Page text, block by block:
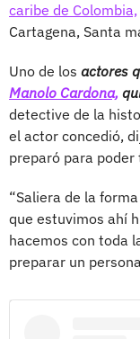
caribe de Colombia,
Cartagena, Santa
Uno de los actores
Manolo Cardona,
detective de la
el actor concedió,
preparó para
“Saliera de la
que estuvimos ahí
hacemos con toda
preparar un